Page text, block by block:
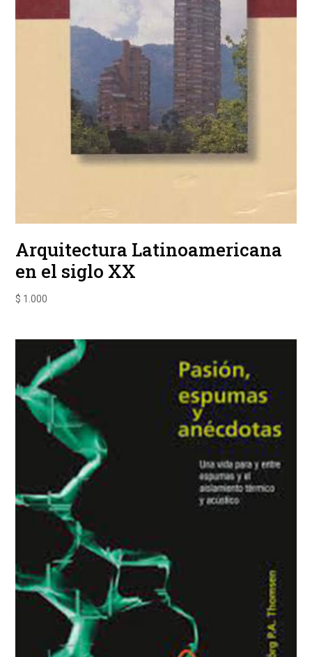
Arquitectura Latinoamericana
en el siglo XX
$ 1.000